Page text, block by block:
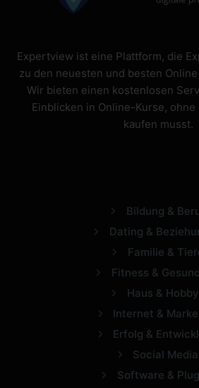
Expertview ist eine Plattform, die
zu den neuesten und besten
Wir bieten einen kostenlosen
Einblicken in Online-Kurse, ohne
kaufen musst.
Bildung &
Dating &
Familie &
Fitness &
Haus &
Internet &
Erfolg &
Social Media
Software &